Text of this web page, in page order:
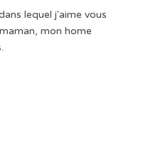
lequel j'aime vous
mon home